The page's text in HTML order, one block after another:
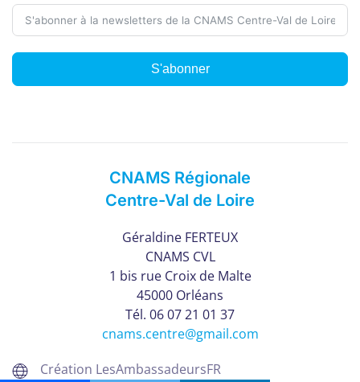
S'abonner
CNAMS Régionale
Centre-Val de Loire
Géraldine FERTEUX
CNAMS CVL
1 bis rue Croix de Malte
45000 Orléans
Tél. 06 07 21 01 37
cnams.centre@gmail.com
Création LesAmbassadeursFR